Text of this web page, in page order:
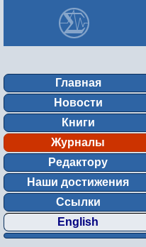
Главная
Новости
Книги
Журналы
Редактору
Наши достижения
Ссылки
English